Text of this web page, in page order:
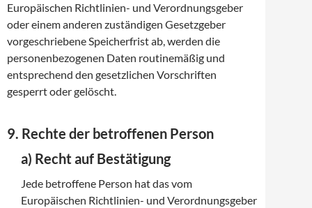
Europäischen Richtlinien- und Verordnungsgeber
oder einem anderen zuständigen Gesetzgeber
vorgeschriebene Speicherfrist ab, werden die
personenbezogenen Daten routinemäßig und
entsprechend den gesetzlichen Vorschriften
gesperrt oder gelöscht.
9. Rechte der betroffenen Person
a) Recht auf Bestätigung
Jede betroffene Person hat das vom
Europäischen Richtlinien- und Verordnungsgeber